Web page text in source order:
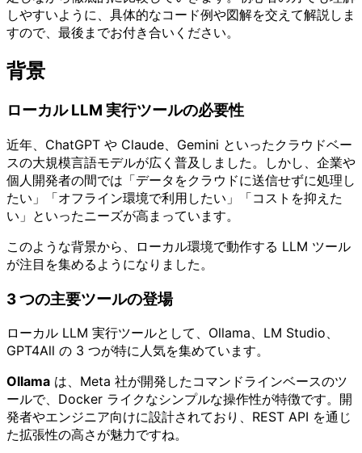
しやすいように、具体的なコード例や図解を交えて解説しま
すので、最後までお付き合いください。
背景
ローカル LLM 実行ツールの必要性
近年、ChatGPT や Claude、Gemini といったクラウドベー
スの大規模言語モデルが広く普及しました。しかし、企業や
個人開発者の間では「データをクラウドに送信せずに処理し
たい」「オフライン環境で利用したい」「コストを抑えた
い」といったニーズが高まっています。
このような背景から、ローカル環境で動作する LLM ツール
が注目を集めるようになりました。
3 つの主要ツールの登場
ローカル LLM 実行ツールとして、Ollama、LM Studio、
GPT4All の 3 つが特に人気を集めています。
Ollama は、Meta 社が開発したコマンドラインベースのツ
ールで、Docker ライクなシンプルな操作性が特徴です。開
発者やエンジニア向けに設計されており、REST API を通じ
た拡張性の高さが魅力ですね。